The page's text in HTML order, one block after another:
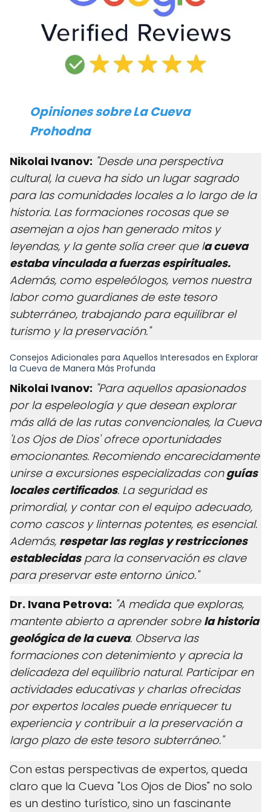
Opiniones sobreLa Cueva
Prohodna
Nikolai Ivanov: "Desde una perspectiva
cultural, la cueva ha sido un lugar sagrado
para las comunidades locales a lo largo de la
historia. Las formaciones rocosas que se
asemejan a ojos han generado mitos y
leyendas, y la gente solía creer que la cueva
estaba vinculada a fuerzas espirituales.
Además, como espeleólogos, vemos nuestra
labor como guardianes de este tesoro
subterráneo, trabajando para equilibrar el
turismo y la preservación."
Consejos Adicionales para Aquellos Interesados en Explorar
la Cueva de Manera Más Profunda
Nikolai Ivanov: "Para aquellos apasionados
por la espeleología y que desean explorar
más allá de las rutas convencionales, la Cueva
'Los Ojos de Dios' ofrece oportunidades
emocionantes. Recomiendo encarecidamente
unirse a excursiones especializadas conguías
locales certificados. La seguridad es
primordial, y contar con el equipo adecuado,
como cascos y linternas potentes, es esencial.
Además, respetar las reglas y restricciones
establecidaspara la conservación es clave
para preservar este entorno único."
Dr. Ivana Petrova: "A medida que exploras,
mantente abierto a aprender sobre la historia
geológica de la cueva. Observa las
formaciones con detenimiento y aprecia la
delicadeza del equilibrio natural. Participar en
actividades educativas y charlas ofrecidas
por expertos locales puede enriquecer tu
experiencia y contribuir a la preservación a
largo plazo de este tesoro subterráneo."
Con estas perspectivas de expertos, queda
claro que la Cueva "Los Ojos de Dios" no solo
es un destino turístico, sino un fascinante